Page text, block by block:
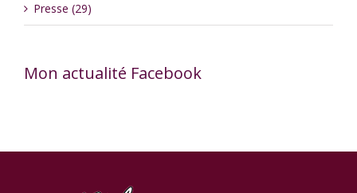
Presse (29)
Mon actualité Facebook